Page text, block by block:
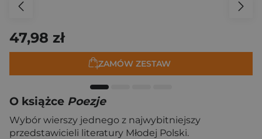
47,98 zł
ZAMÓW ZESTAW
O książce Poezje
Wybór wierszy jednego z najwybitniejszy
przedstawicieli literatury Młodej Polski.